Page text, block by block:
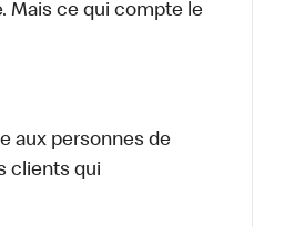
Mais ce qui compte le
aux personnes de
clients qui